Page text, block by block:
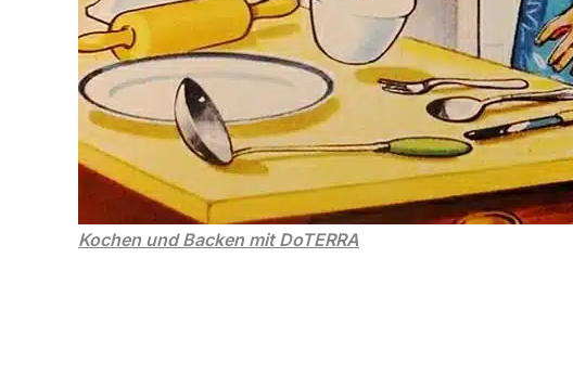
Kochen und Backen mit DoTERRA